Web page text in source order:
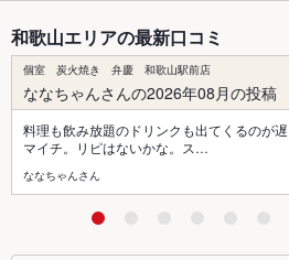
和歌山エリアの最新口コミ
個室 炭火焼き 弁慶 和歌山駅前店
ななちゃんさんの2026年08月の投稿
料理も飲み放題のドリンクも出てくるのが
マイチ。リピはないかな。ス…
ななちゃんさん